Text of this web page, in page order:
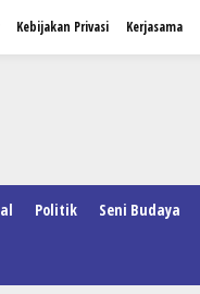
Kebijakan Privasi Kerjasama
Politik Seni Budaya